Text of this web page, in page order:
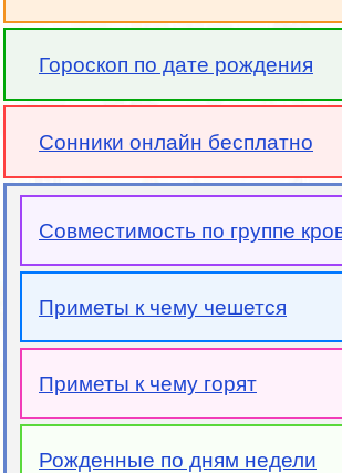
Гороскоп по дате рождения
Сонники онлайн бесплатно
Совместимость по группе
Приметы к чему чешется
Приметы к чему горят
Рожденные по дням недели